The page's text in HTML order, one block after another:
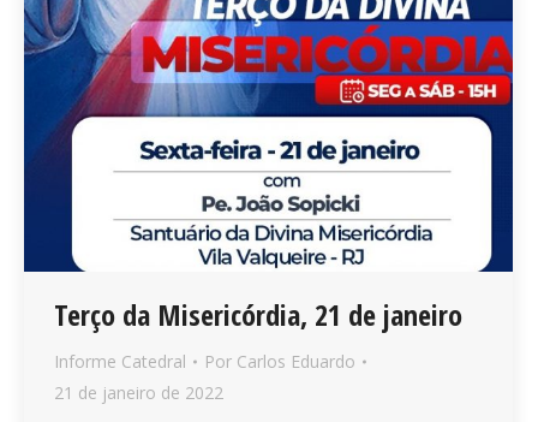
Terço da Misericórdia, 21 de janeiro
Informe Catedral Por Carlos Eduardo
21 de janeiro de 2022